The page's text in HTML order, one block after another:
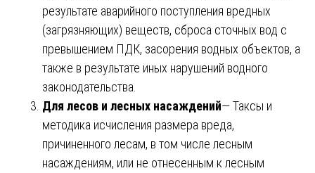
результате аварийного поступления вредных
(загрязняющих) веществ, сброса сточных вод с
превышением ПДК, засорения водных объектов, а
также в результате иных нарушений водного
законодательства.
Для лесов и лесных насаждений— Таксы и
методика исчисления размера вреда,
причиненного лесам, в том числе лесным
насаждениям, или не отнесенным к лесным